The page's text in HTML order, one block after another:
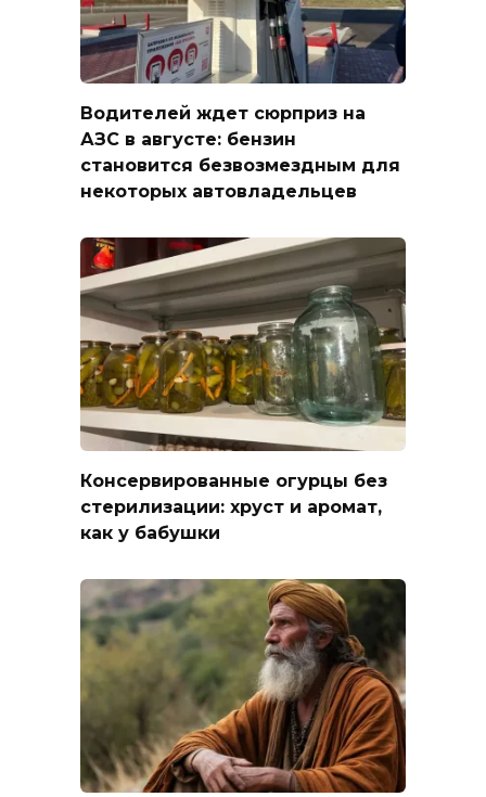
Водителей ждет сюрприз на
АЗС в августе: бензин
становится безвозмездным для
некоторых автовладельцев
Консервированные огурцы без
стерилизации: хруст и аромат,
как у бабушки